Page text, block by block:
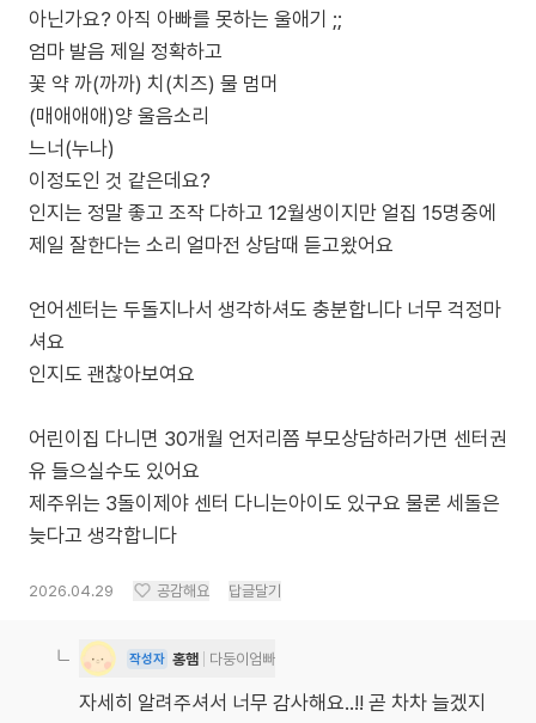
아닌가요? 아직 아빠를 못하는 울애기 ;;
엄마 발음 제일 정확하고
꽃 약 까(까까) 치(치즈) 물 멈머
(매애애애)양 울음소리
느너(누나)
이정도인 것 같은데요?
인지는 정말 좋고 조작 다하고 12월생이지만 얼집 15명중에
제일 잘한다는 소리 얼마전 상담때 듣고왔어요
언어센터는 두돌지나서 생각하셔도 충분합니다 너무 걱정마
셔요
인지도 괜찮아보여요
어린이집 다니면 30개월 언저리쯤 부모상담하러가면 센터권
유 들으실수도 있어요
제주위는 3돌이제야 센터 다니는아이도 있구요 물론 세돌은
2026.04.29 공감해요 답글달기
작성자 홍햄 다둥이엄빠
자세히 알려주셔서 너무 감사해요..!! 곧 차차 늘겠지